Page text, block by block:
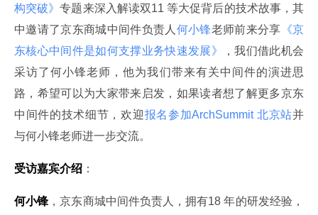
构突破》专题来深入解读双11 等大促背后的技术故事，其
中邀请了京东商城中间件负责人 何小锋老师前来分享 《京
东核心中间件是如何支撑业务快速发展》
，我们借此机会
采访了何小锋老师，他为我们带来有关中间件的演进思
路，希望可以为大家带来启发，如果读者想了解更多京东
中间件的技术细节，欢迎报名参加ArchSummit 北京站并
与何小锋老师进一步交流。
受访嘉宾介绍 ：
何小锋 ，京东商城中间件负责人，拥有18 年的研发经验，